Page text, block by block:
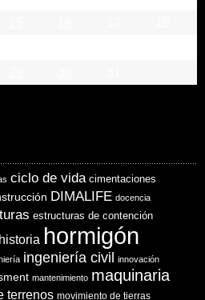
ciclo de vida cimentaciones
DIMALIFE docencia
estructuras de contención
historia hormigón
ingeniería civil innovación
mantenimiento maquinaria
terrenos movimiento de tierras